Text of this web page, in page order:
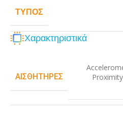
ΤΎΠΟΣ
Χαρακτηριστικά
ΑΙΣΘΗΤΉΡΕΣ
Proximity